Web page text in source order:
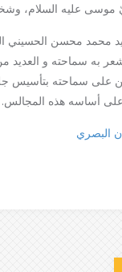
موسى عليه السلام،
محمد محسن
به سماحته و العديد من
على سماحته بتأسيس
أساسه هذه المجالس.
البصري